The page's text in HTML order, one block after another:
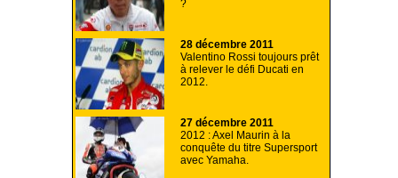
?
28 décembre 2011
Valentino Rossi toujours prêt
à relever le défi Ducati en
2012.
27 décembre 2011
2012 : Axel Maurin à la
conquête du titre Supersport
avec Yamaha.